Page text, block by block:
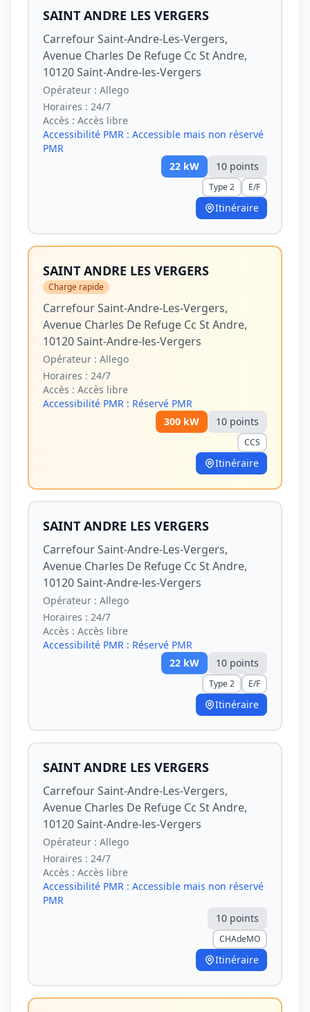
SAINT ANDRE LES VERGERS
Carrefour Saint-Andre-Les-Vergers,
Avenue Charles De Refuge Cc St Andre,
10120 Saint-Andre-les-Vergers
Opérateur : Allego
Horaires : 24/7
Accès : Accès libre
Accessibilité PMR : Accessible mais non réservé
PMR
22 kW 10 points
Type 2 E/F
Itinéraire
SAINT ANDRE LES VERGERS
Charge rapide
Carrefour Saint-Andre-Les-Vergers,
Avenue Charles De Refuge Cc St Andre,
10120 Saint-Andre-les-Vergers
Opérateur : Allego
Horaires : 24/7
Accès : Accès libre
Accessibilité PMR : Réservé PMR
300 kW 10 points
CCS
Itinéraire
SAINT ANDRE LES VERGERS
Carrefour Saint-Andre-Les-Vergers,
Avenue Charles De Refuge Cc St Andre,
10120 Saint-Andre-les-Vergers
Opérateur : Allego
Horaires : 24/7
Accès : Accès libre
Accessibilité PMR : Réservé PMR
22 kW 10 points
Type 2 E/F
Itinéraire
SAINT ANDRE LES VERGERS
Carrefour Saint-Andre-Les-Vergers,
Avenue Charles De Refuge Cc St Andre,
10120 Saint-Andre-les-Vergers
Opérateur : Allego
Horaires : 24/7
Accès : Accès libre
Accessibilité PMR : Accessible mais non réservé
PMR
10 points
CHAdeMO
Itinéraire